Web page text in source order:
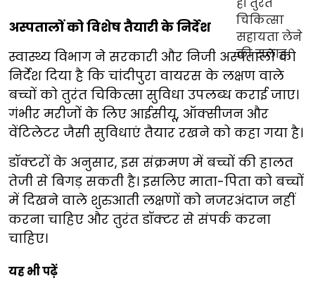
अस्पतालों को विशेष तैयारी के निर्देश
स्वास्थ्य विभाग ने सरकारी और निजी अस्पतालों को
निर्देश दिया है कि चांदीपुरा वायरस के लक्षण वाले
बच्चों को तुरंत चिकित्सा सुविधा उपलब्ध कराई जाए।
गंभीर मरीजों के लिए आईसीयू, ऑक्सीजन और
वेंटिलेटर जैसी सुविधाएं तैयार रखने को कहा गया है।
डॉक्टरों के अनुसार, इस संक्रमण में बच्चों की हालत
तेजी से बिगड़ सकती है। इसलिए माता-पिता को बच्चों
में दिखने वाले शुरुआती लक्षणों को नजरअंदाज नहीं
करना चाहिए और तुरंत डॉक्टर से संपर्क करना
चाहिए।
यह भी पढ़ें